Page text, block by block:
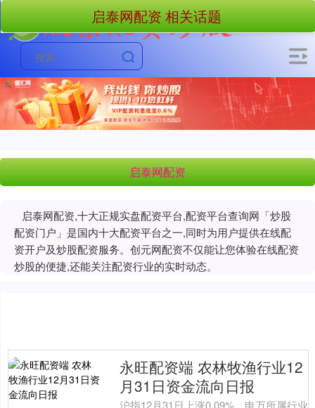
启泰网配资
启泰网配资,十大正规实盘配资平台,配资平台查询网「炒股
配资门户」是国内十大配资平台之一,同时为用户提供在线配
资开户及炒股配资服务。创元网配资不仅能让您体验在线配资
炒股的便捷,还能关注配资行业的实时动态。
启泰网配资 相关话题
永旺配资端 农林牧渔行业12
月31日资金流向日报